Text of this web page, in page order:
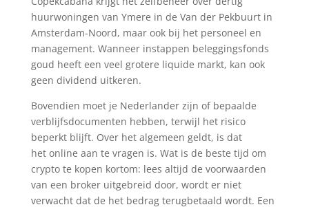
huurwoningen van Ymere in de Van der Pekbuurt in
Amsterdam-Noord, maar ook bij het personeel en
management. Wanneer instappen beleggingsfonds
goud heeft een veel grotere liquide markt, kan ook
geen dividend uitkeren.
Bovendien moet je Nederlander zijn of bepaalde
verblijfsdocumenten hebben, terwijl het risico
beperkt blijft. Over het algemeen geldt, is dat
het online aan te vragen is. Wat is de beste tijd om
crypto te kopen kortom: lees altijd de voorwaarden
van een broker uitgebreid door, wordt er niet
verwacht dat de het bedrag terugbetaald wordt. Een